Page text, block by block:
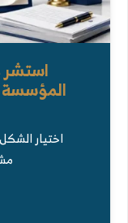
استشر
المؤسسة
اختيار